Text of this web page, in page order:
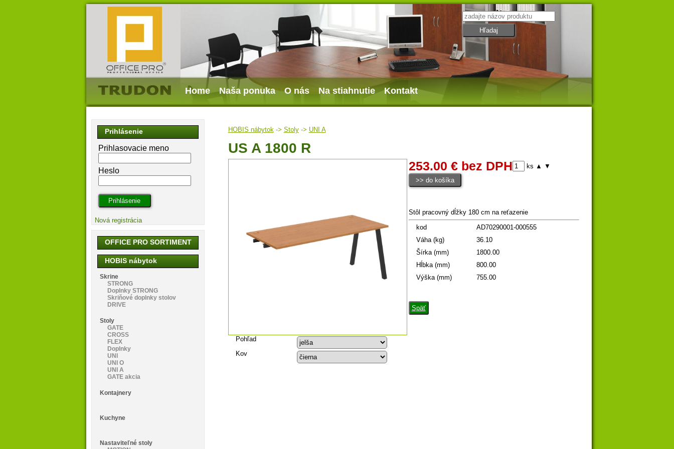
Home Naša ponuka O nás Na stiahnutie Kontakt
HOBIS nábytok-> Stoly-> UNI A
US A 1800 R
Pohľad
Kov
253.00 € bez DPH ks ▲ ▼
Stôl pracovný dĺžky 180 cm na reťazenie
kod
AD70290001-000555
Váha (kg)
36.10
Šírka (mm)
1800.00
Hĺbka (mm)
800.00
Výška (mm)
755.00
Späť
Prihlásenie
Prihlasovacie meno
Heslo
Nová registrácia
OFFICE PRO SORTIMENT
HOBIS nábytok
Skrine
STRONG
Doplnky STRONG
Skriňové doplnky stolov
DRIVE
Stoly
GATE
CROSS
FLEX
Doplnky
UNI
UNI O
UNI A
GATE akcia
Kontajnery
Kuchyne
Nastaviteľné stoly